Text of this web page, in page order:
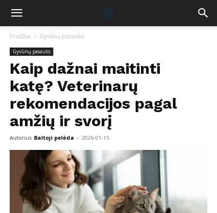
Pradžia Gyvūnų pasaulis
Gyvūnų pasaulis
Kaip dažnai maitinti
katę? Veterinarų
rekomendacijos pagal
amžių ir svorį
Autorius Baltoji pelėda - 2026-01-15